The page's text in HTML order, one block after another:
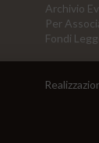
Archivio
Per
Fondi